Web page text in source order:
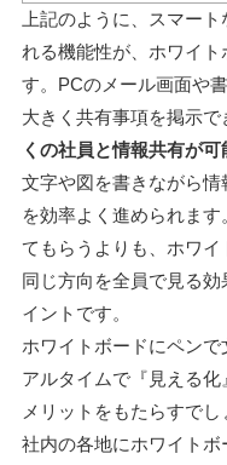
上記のように、スマー
れる機能性が、ホワイ
す。PCのメール画面や
大きく共有事項を掲示で
くの社員と情報共有が可
文字や図を書きながら
を効率よく進められま
てもらうよりも、ホワイ
同じ方向を全員で見る
イントです。
ホワイトボードにペン
アルタイムで『見える
メリットをもたらすでし
社内の各地にホワイト